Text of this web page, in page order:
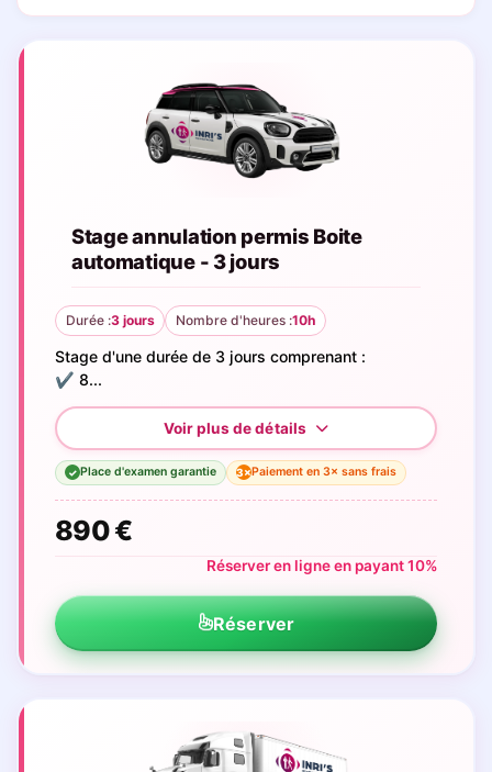
Stage annulation permis Boite
automatique - 3 jours
Durée :3 jours Nombre d'heures :10h
Stage d'une durée de 3 jours comprenant :
✔️ 8...
✓ Place d'examen garantie 3×Paiement en 3× sans frais
890 €
Réserver en ligne en payant 10%
Réserver